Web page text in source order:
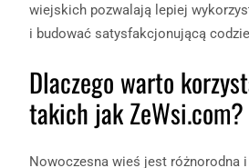
wiejskich pozwalają lepiej
i budować satysfakcjonującą
Dlaczego warto
takich jak ZeWsi.com?
Nowoczesna wieś jest różnorodna